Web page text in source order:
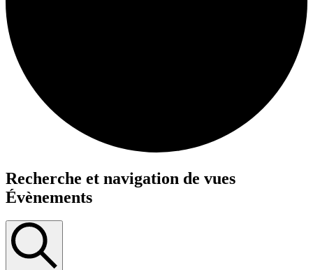
Recherche et navigation de vues
Évènements